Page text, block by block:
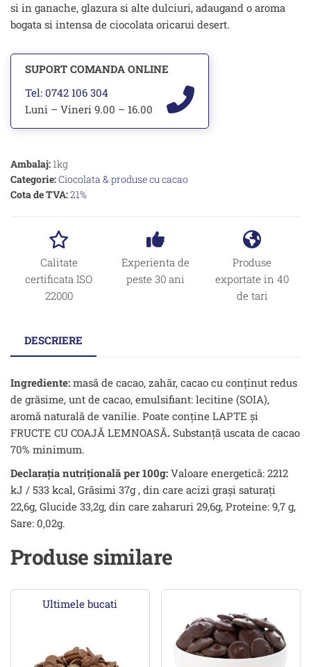
si in ganache, glazura si alte dulciuri, adaugand o aroma
bogata si intensa de ciocolata oricarui desert.
SUPORT COMANDA ONLINE
Tel: 0742 106 304
Luni – Vineri 9.00 – 16.00
Ambalaj:1kg
Categorie:Ciocolata & produse cu cacao
Cota de TVA:21%
Calitate
certificata ISO
22000
Experienta de
peste 30 ani
Produse
exportate in 40
de tari
DESCRIERE
Ingrediente: masă de cacao, zahăr, cacao cu conţinut redus
de grăsime, unt de cacao, emulsifiant: lecitine (SOIA),
aromă naturală de vanilie. Poate conține LAPTE şi
FRUCTE CU COAJĂ LEMNOASĂ. Substanţă uscata de cacao
70% minimum.
Declarația nutrițională per 100g: Valoare energetică: 2212
kJ / 533 kcal, Grăsimi 37g , din care acizi grași saturați
22,6g, Glucide 33,2g, din care zaharuri 29,6g, Proteine: 9,7 g,
Sare: 0,02g.
Produse similare
Ultimele bucati